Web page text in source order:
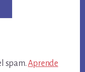
spam.Aprende